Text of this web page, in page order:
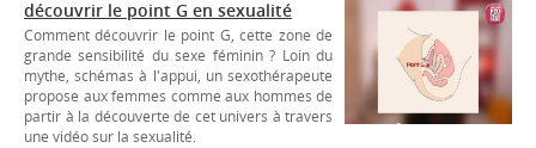
découvrir le point G en sexualité
Comment découvrir le point G, cette zone de
grande sensibilité du sexe féminin ? Loin du
mythe, schémas à l'appui, un sexothérapeute
propose aux femmes comme aux hommes de
partir à la découverte de cet univers à travers
une vidéo sur la sexualité.